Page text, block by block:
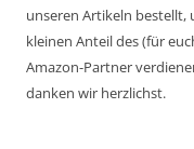
unseren Artikeln
kleinen Anteil des (für
Amazon-Partner
danken wir herzlichst.